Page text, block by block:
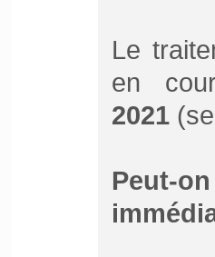
Le
en
2021